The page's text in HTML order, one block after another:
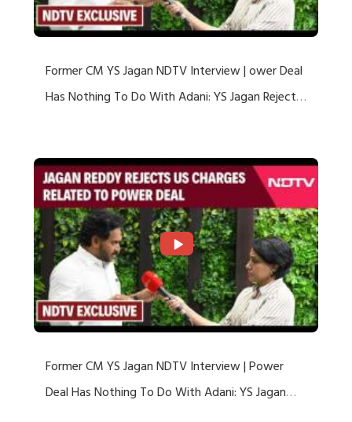
Former CM YS Jagan NDTV Interview | ower Deal
Has Nothing To Do With Adani: YS Jagan Rejects
Former CM YS Jagan NDTV Interview | Power
Deal Has Nothing To Do With Adani: YS Jagan